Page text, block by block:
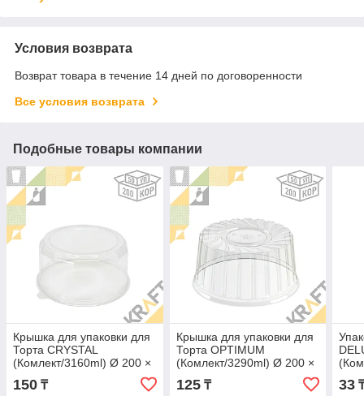
Условия возврата
Возврат товара в течение 14 дней по договоренности
Все условия возврата
Подобные товары компании
Крышка для упаковки для
Торта CRYSTAL
(Комлект/3160ml) Ø 200 ×
150 ₸
Крышка для упаковки для
Торта OPTIMUM
(Комлект/3290ml) Ø 200 ×
125₸ 33